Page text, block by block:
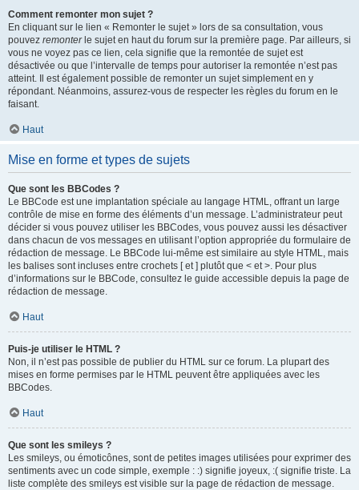
Comment remonter mon sujet ?
En cliquant sur le lien « Remonter le sujet » lors de sa consultation, vous
pouvez remonterle sujet en haut du forum sur la première page. Par ailleurs, si
vous ne voyez pas ce lien, cela signifie que la remontée de sujet est
désactivée ou que l’intervalle de temps pour autoriser la remontée n’est pas
atteint. Il est également possible de remonter un sujet simplement en y
répondant. Néanmoins, assurez-vous de respecter les règles du forum en le
faisant.
Haut
Mise en forme et types de sujets
Que sont les BBCodes ?
Le BBCode est une implantation spéciale au langage HTML, offrant un large
contrôle de mise en forme des éléments d’un message. L’administrateur peut
décider si vous pouvez utiliser les BBCodes, vous pouvez aussi les désactiver
dans chacun de vos messages en utilisant l’option appropriée du formulaire de
rédaction de message. Le BBCode lui-même est similaire au style HTML, mais
les balises sont incluses entre crochets [ et ] plutôt que < et >. Pour plus
d’informations sur le BBCode, consultez le guide accessible depuis la page de
rédaction de message.
Haut
Puis-je utiliser le HTML ?
Non, il n’est pas possible de publier du HTML sur ce forum. La plupart des
mises en forme permises par le HTML peuvent être appliquées avec les
BBCodes.
Haut
Que sont les smileys ?
Les smileys, ou émoticônes, sont de petites images utilisées pour exprimer des
sentiments avec un code simple, exemple : :) signifie joyeux, :( signifie triste. La
liste complète des smileys est visible sur la page de rédaction de message.